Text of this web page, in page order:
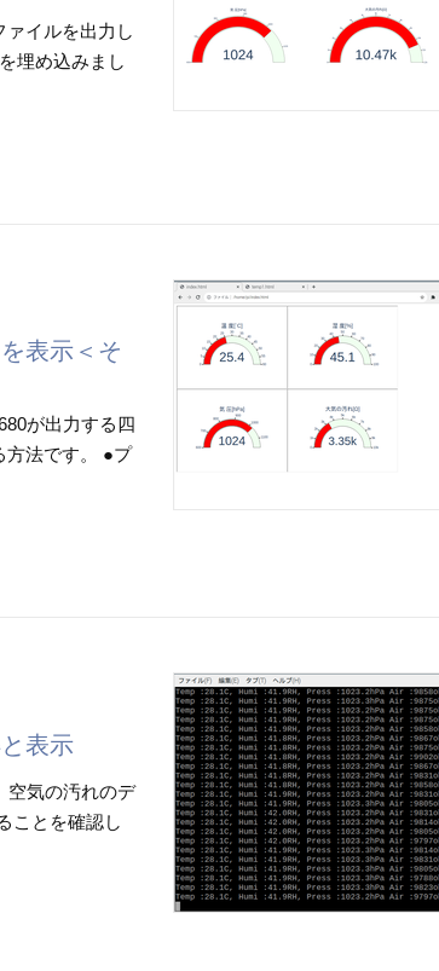
イルを出力し
埋め込みまし
表示＜そ
が出力する四
方法です。 ●プ
表示
空気の汚れのデ
ことを確認し